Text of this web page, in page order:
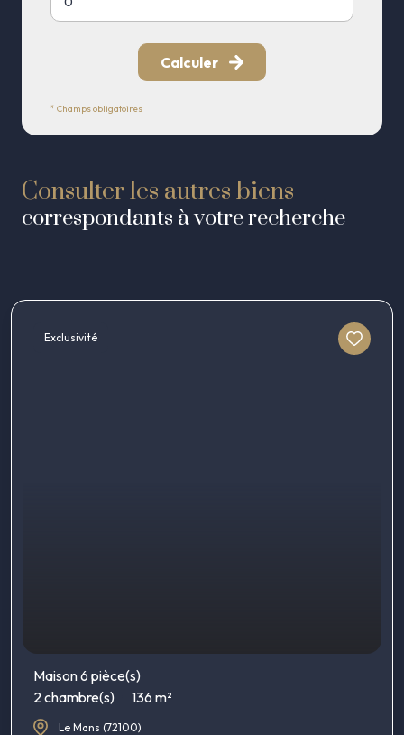
Calculer
* Champs obligatoires
Consulter les autres biens
correspondants à votre recherche
Exclusivité
Maison 6 pièce(s)
2 chambre(s)
136 m²
Le Mans (72100)